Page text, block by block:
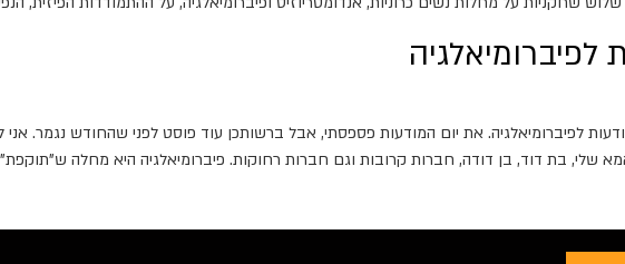
לפיברומיאלגיה. את יום המודעות פספסתי, אבל ברשותכן עוד פוסט לפני שהחודש נגמר. אני
שלי, בת דוד, בן דודה, חברות קרובות וגם חברות רחוקות. פיברומיאלגיה היא מחלה